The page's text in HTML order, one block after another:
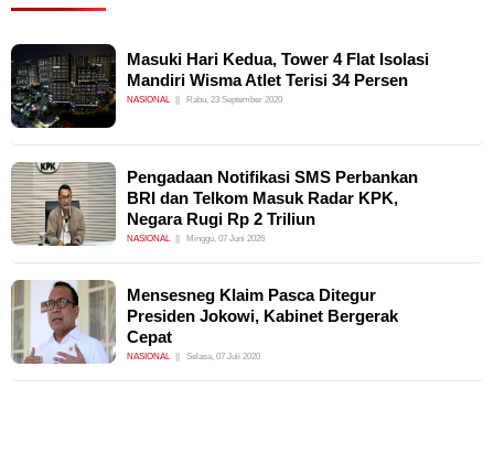
Masuki Hari Kedua, Tower 4 Flat Isolasi
Mandiri Wisma Atlet Terisi 34 Persen
NASIONAL Rabu, 23 September 2020
Pengadaan Notifikasi SMS Perbankan
BRI dan Telkom Masuk Radar KPK,
Negara Rugi Rp 2 Triliun
NASIONAL Minggu, 07 Juni 2026
Mensesneg Klaim Pasca Ditegur
Presiden Jokowi, Kabinet Bergerak
Cepat
NASIONAL Selasa, 07 Juli 2020